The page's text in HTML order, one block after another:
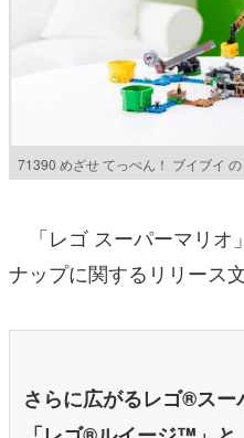
71390 めざせ てっぺん！ ブイブイ
「レゴ スーパーマリオ
ナップに関するリリース
さらに広がるレゴ®︎ス